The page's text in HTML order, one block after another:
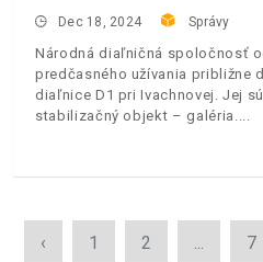
Dec 18, 2024 Správy
Národná diaľničná spoločnosť
predčasného užívania približne
diaľnice D1 pri Ivachnovej. Jej
stabilizačný objekt – galéria.
‹ 1 2 ... 7